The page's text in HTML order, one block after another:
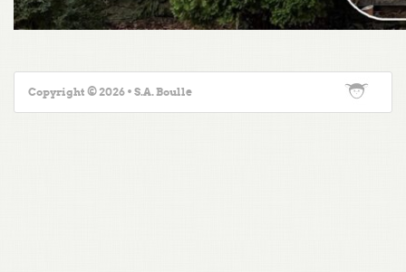
Copyright © 2026 • S.A. Boulle